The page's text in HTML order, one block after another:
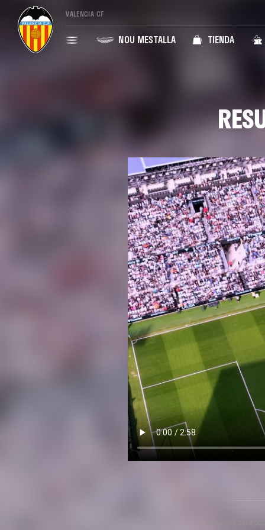
VALENCIA CF
NOU MESTALLA TIENDA
Copyright 2013-